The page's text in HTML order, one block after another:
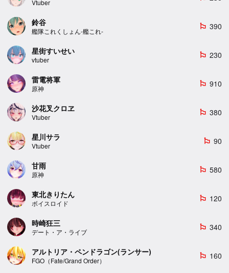
Vtuber
鈴谷
艦隊これくしょん-艦これ-
emoji_flags 390
星街すいせい
vtuber
emoji_flags 230
雷電将軍
原神
emoji_flags 910
沙花叉クロヱ
Vtuber
emoji_flags 380
星川サラ
Vtuber
emoji_flags 90
甘雨
原神
emoji_flags 580
東北きりたん
ボイスロイド
emoji_flags 120
時崎狂三
デート・ア・ライブ
emoji_flags 340
アルトリア・ペンドラゴン(ランサー)
FGO（Fate/Grand Order）
emoji_flags 160